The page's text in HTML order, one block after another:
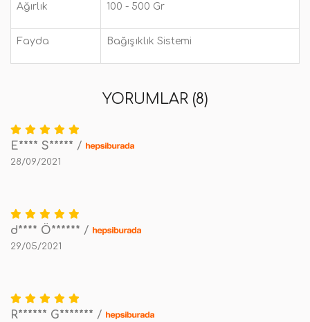
Ağırlık 100 - 500 Gr
Fayda Bağışıklık Sistemi
YORUMLAR (8)
E**** S***** /
28/09/2021
d**** Ö****** /
29/05/2021
R****** G******* /